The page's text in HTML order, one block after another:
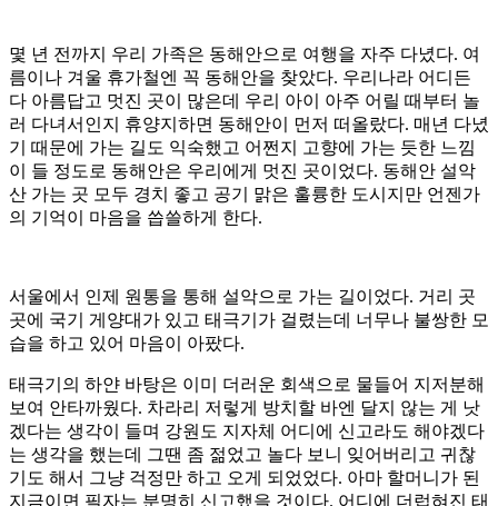
몇 년 전까지 우리 가족은 동해안으로 여행을 자주 다녔다. 여
름이나 겨울 휴가철엔 꼭 동해안을 찾았다. 우리나라 어디든
다 아름답고 멋진 곳이 많은데 우리 아이 아주 어릴 때부터 놀
러 다녀서인지 휴양지하면 동해안이 먼저 떠올랐다. 매년 다녔
기 때문에 가는 길도 익숙했고 어쩐지 고향에 가는 듯한 느낌
이 들 정도로 동해안은 우리에게 멋진 곳이었다. 동해안 설악
산 가는 곳 모두 경치 좋고 공기 맑은 훌륭한 도시지만 언젠가
의 기억이 마음을 씁쓸하게 한다.
서울에서 인제 원통을 통해 설악으로 가는 길이었다. 거리 곳
곳에 국기 게양대가 있고 태극기가 걸렸는데 너무나 불쌍한 모
습을 하고 있어 마음이 아팠다.
태극기의 하얀 바탕은 이미 더러운 회색으로 물들어 지저분해
보여 안타까웠다. 차라리 저렇게 방치할 바엔 달지 않는 게 낫
겠다는 생각이 들며 강원도 지자체 어디에 신고라도 해야겠다
는 생각을 했는데 그땐 좀 젊었고 놀다 보니 잊어버리고 귀찮
기도 해서 그냥 걱정만 하고 오게 되었었다. 아마 할머니가 된
지금이면 필자는 분명히 신고했을 것이다. 어디에 더럽혀진 태